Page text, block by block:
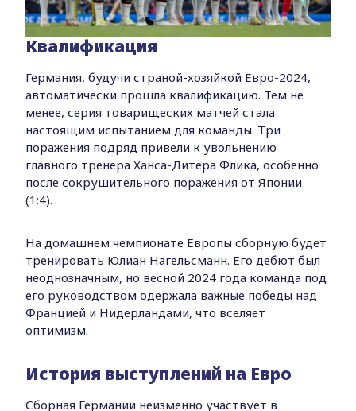
Квалификация
Германия, будучи страной-хозяйкой Евро-2024,
автоматически прошла квалификацию. Тем не
менее, серия товарищеских матчей стала
настоящим испытанием для команды. Три
поражения подряд привели к увольнению
главного тренера Ханса-Дитера Флика, особенно
после сокрушительного поражения от Японии
(1:4).
На домашнем чемпионате Европы сборную будет
тренировать Юлиан Нагельсманн. Его дебют был
неоднозначным, но весной 2024 года команда под
его руководством одержала важные победы над
Францией и Нидерландами, что вселяет
оптимизм.
История выступлений на Евро
Сборная Германии неизменно участвует в